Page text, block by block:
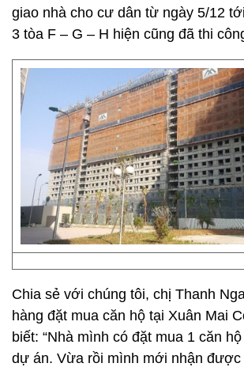
giao nhà cho cư dân từ ngày 5/12
3 tòa F – G – H hiện cũng đã thi
Chia sẻ với chúng tôi, chị Thanh
hàng đặt mua căn hộ tại Xuân Mai
biết: “Nhà mình có đặt mua 1 căn
dự án. Vừa rồi mình mới nhận